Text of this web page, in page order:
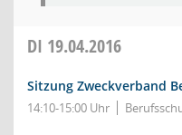
DI 19.04.2016
Sitzung Zweckverband
14:10-15:00 Uhr